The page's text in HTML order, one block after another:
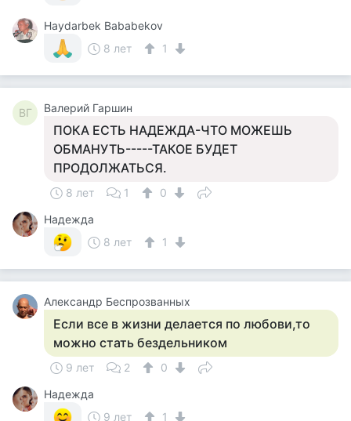
Haydarbek Bababekov
8 лет
1
ВГ Валерий Гаршин
ПОКА ЕСТЬ НАДЕЖДА-ЧТО МОЖЕШЬ
ОБМАНУТЬ-----ТАКОЕ БУДЕТ
ПРОДОЛЖАТЬСЯ.
8 лет 1
0
Надежда
8 лет
1
Александр Беспрозванных
Если все в жизни делается по любови,то
можно стать бездельником
9 лет 2
0
Надежда
9 лет
1